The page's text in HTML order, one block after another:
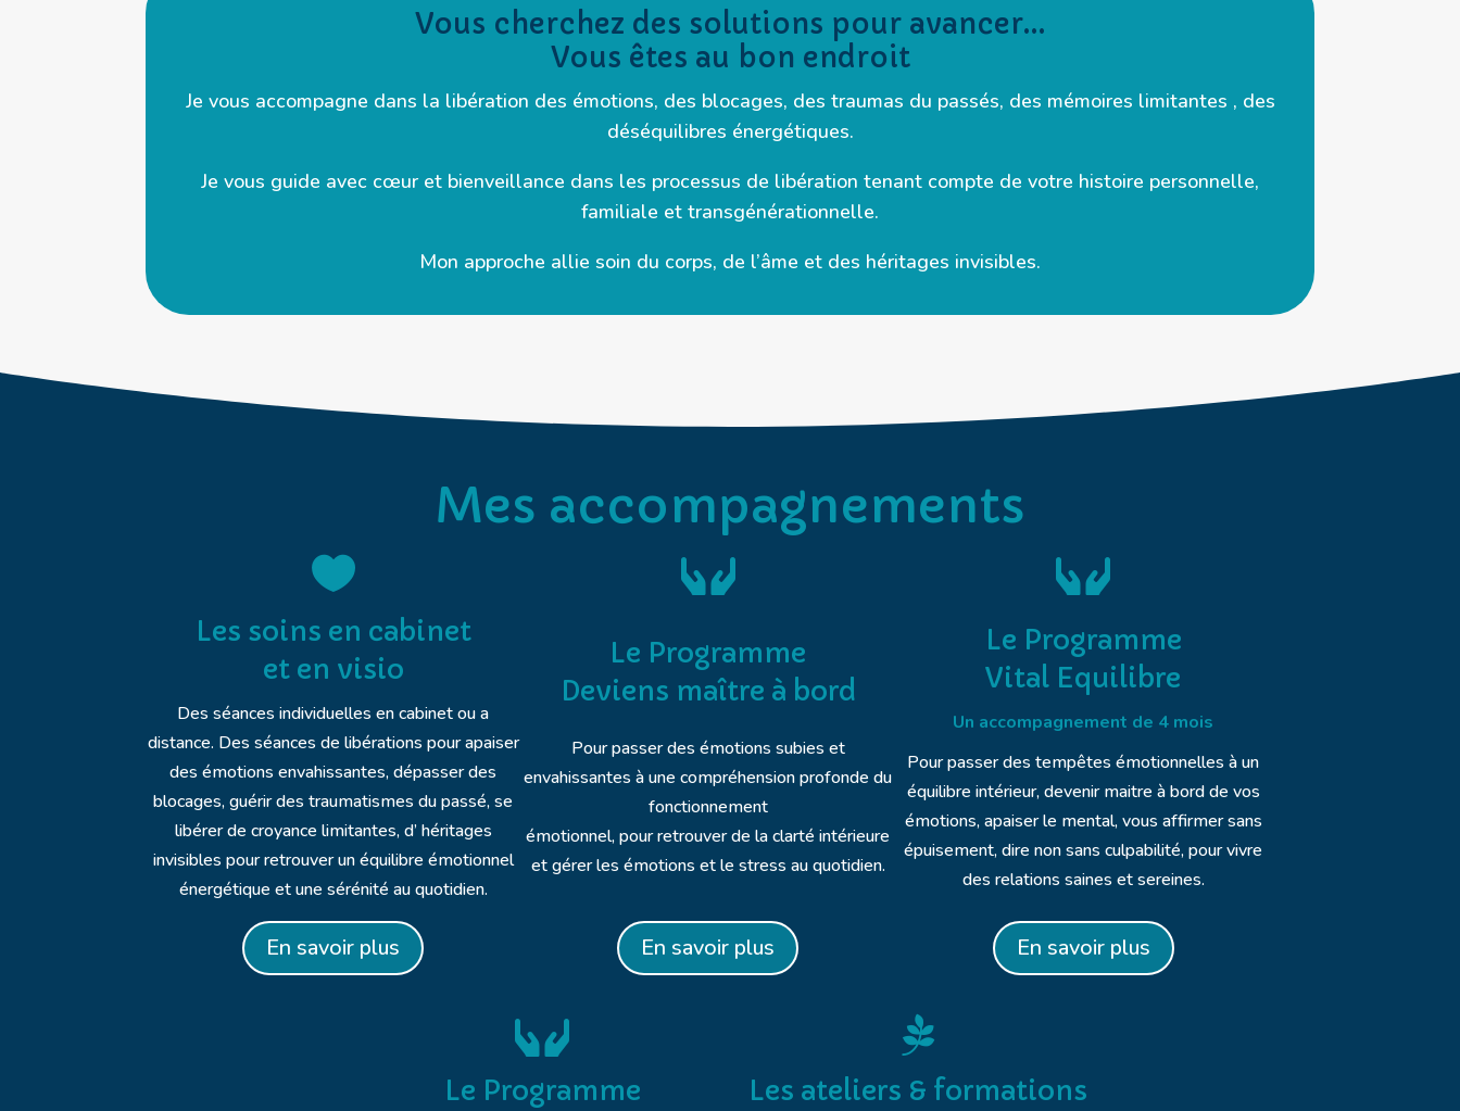
Vous cherchez des solutions pour avancer…
Vous êtes au bon endroit
Je vous accompagne dans la libération des émotions, des blocages, des traumas du passés, des mémoires limitantes , des
déséquilibres énergétiques.
Je vous guide avec cœur et bienveillance dans les processus de libération tenant compte de votre histoire personnelle,
familiale et transgénérationnelle.
Mon approche allie soin du corps, de l’âme et des héritages invisibles.
Mes accompagnements

Les soins en cabinet
et en visio
Des séances individuelles en cabinet ou a
distance. Des séances de libérations pour apaiser
des émotions envahissantes, dépasser des
blocages, guérir des traumatismes du passé, se
libérer de croyance limitantes, d’ héritages
invisibles pour retrouver un équilibre émotionnel
énergétique et une sérénité au quotidien.
En savoir plus

Le Programme
Deviens maître à bord
Pour passer des émotions subies et
envahissantes à une compréhension profonde du
fonctionnement
émotionnel, pour retrouver de la clarté intérieure
et gérer les émotions et le stress au quotidien.
En savoir plus

Le Programme
Vital Equilibre
Un accompagnement de 4 mois
Pour passer des tempêtes émotionnelles à un
équilibre intérieur, devenir maitre à bord de vos
émotions, apaiser le mental, vous affirmer sans
épuisement, dire non sans culpabilité, pour vivre
des relations saines et sereines.
En savoir plus

Le Programme

Les ateliers & formations